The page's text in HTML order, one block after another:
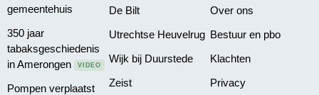
gemeentehuis
350 jaar
tabaksgeschiedenis
in Amerongen
VIDEO
Pompen verplaatst
De Bilt
Utrechtse Heuvelrug
Wijk bij Duurstede
Zeist
Over ons
Bestuur en pbo
Klachten
Privacy